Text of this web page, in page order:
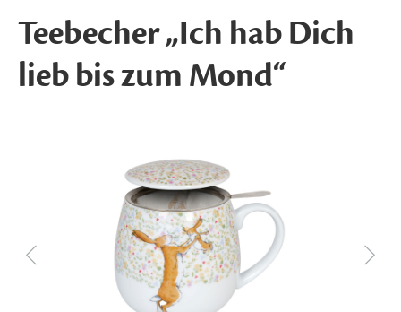
Teebecher „Ich hab Dich
lieb bis zum Mond“